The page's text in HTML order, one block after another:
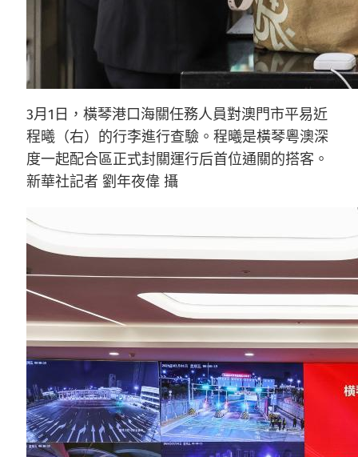
3月1日，橫琴港口海關任務人員對澳門市平易近
程曦（右）的行李進行查驗。程曦是橫琴粵澳深
度一起配合區正式封關運行后首位通關的搭客。
新華社記者 劉年夜偉 攝